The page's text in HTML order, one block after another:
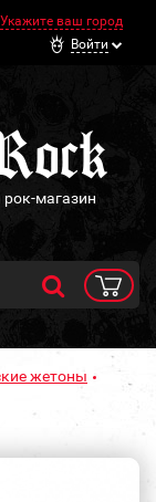
Укажите ваш город
Войти
магазин
жетоны